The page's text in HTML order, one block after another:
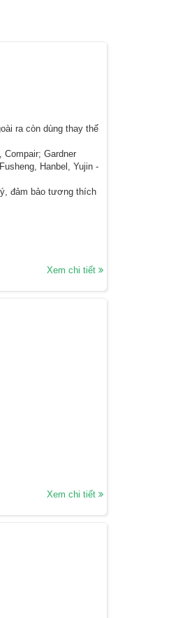
ra còn dùng thay thế
Gardner
Hanbel, Yujin -
đảm bảo tương thích
Xem chi tiết
Xem chi tiết